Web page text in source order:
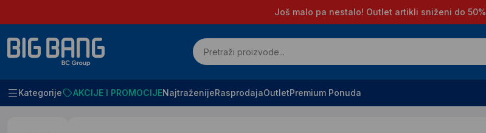
Još malo pa nestalo! Outlet artikli sniženi do 50%
Kategorije AKCIJE I PROMOCIJENajtraženijeRasprodajaOutletPremium Ponuda
Početna Fotoaparati dronovi I kamere Dodatna oprema za dronove